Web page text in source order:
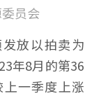
员会
放以拍卖为
年8月的第36
一季度上涨